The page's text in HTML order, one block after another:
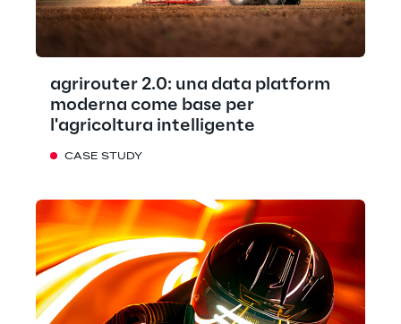
agrirouter 2.0: una data platform
moderna come base per
l'agricoltura intelligente
CASE STUDY